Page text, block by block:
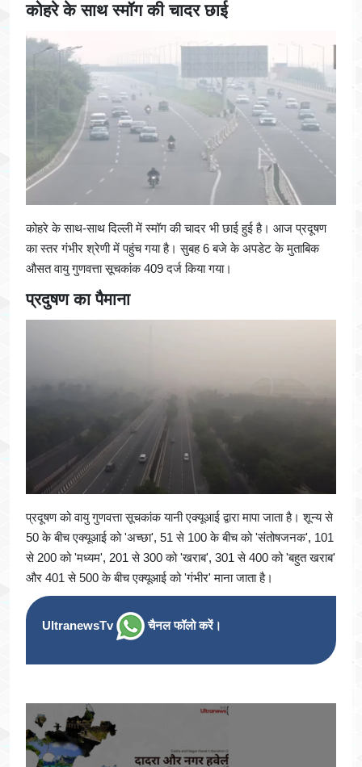
कोहरे के साथ स्मॉग की चादर छाई
कोहरे के साथ-साथ दिल्ली में स्मॉग की चादर भी छाई हुई है। आज प्रदूषण
का स्तर गंभीर श्रेणी में पहुंच गया है। सुबह 6 बजे के अपडेट के मुताबिक
औसत वायु गुणवत्ता सूचकांक 409 दर्ज किया गया।
प्रदुषण का पैमाना
प्रदूषण को वायु गुणवत्ता सूचकांक यानी एक्यूआई द्वारा मापा जाता है। शून्य से
50 के बीच एक्यूआई को 'अच्छा', 51 से 100 के बीच को 'संतोषजनक', 101
से 200 को 'मध्यम', 201 से 300 को 'खराब', 301 से 400 को 'बहुत खराब'
और 401 से 500 के बीच एक्यूआई को 'गंभीर' माना जाता है।
UltranewsTv चैनल फॉलो करें।